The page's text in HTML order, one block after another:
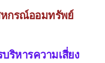
กรณ์ออมทรัพย์
ริหารความเสี่ยง